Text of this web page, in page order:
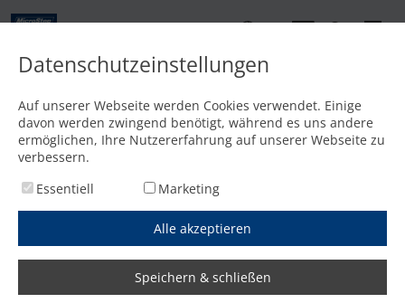
MicroStep mCAM
MicroStep
mCAM® 3D CAM-
Software
Datenschutzeinstellungen
Auf unserer Webseite werden Cookies verwendet. Einige
davon werden zwingend benötigt, während es uns andere
ermöglichen, Ihre Nutzererfahrung auf unserer Webseite zu
verbessern.
Essentiell
Marketing
Alle akzeptieren
Speichern & schließen